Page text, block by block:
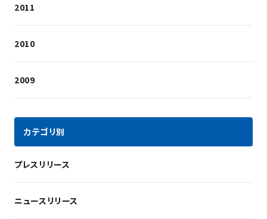
2011
2010
2009
カテゴリ別
プレスリリース
ニュースリリース